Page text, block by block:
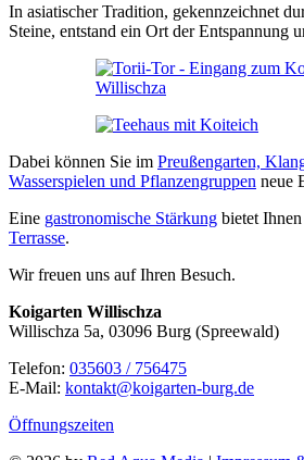
In asiatischer Tradition, gekennzeichnet
Steine, entstand ein Ort der Entspannung
Dabei können Sie im Preußengarten,
Wasserspielen und Pflanzengruppen neue
Eine gastronomische Stärkung bietet Ihnen
Terrasse.
Wir freuen uns auf Ihren Besuch.
Koigarten Willischza
Willischza 5a, 03096 Burg (Spreewald)
Telefon: 035603 / 756475
E-Mail: kontakt@koigarten-burg.de
Öffnungszeiten